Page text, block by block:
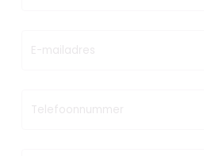
E-mailadres
Telefoonnummer